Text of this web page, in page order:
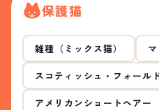
保護猫
雑種（ミックス猫）
スコティッシュ・フォール
アメリカンショートヘアー